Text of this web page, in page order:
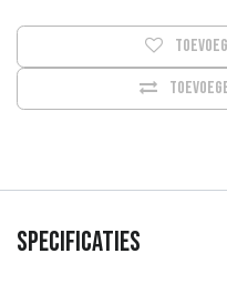
Specificaties